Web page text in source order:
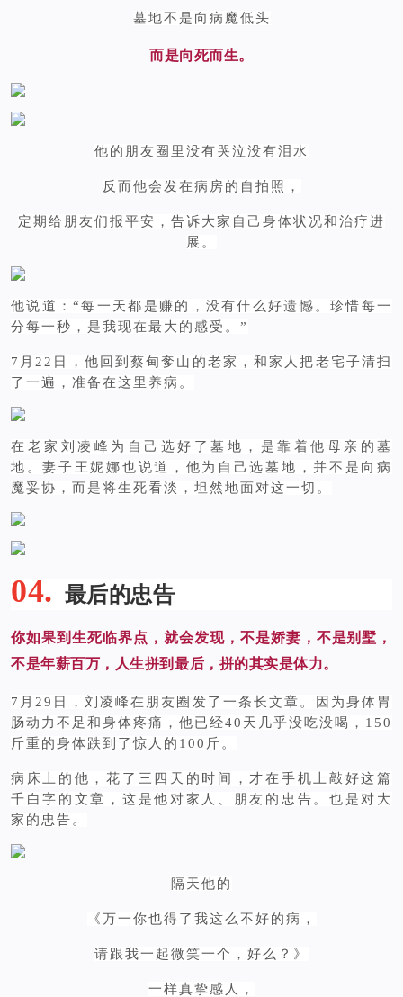
墓地不是向病魔低头
而是向死而生。
他的朋友圈里没有哭泣没有泪水
反而他会发在病房的自拍照，
定期给朋友们报平安，告诉大家自己身体状况和治疗进
展。
他说道：“每一天都是赚的，没有什么好遗憾。珍惜每一
分每一秒，是我现在最大的感受。”
7月22日，他回到蔡甸奓山的老家，和家人把老宅子清扫
了一遍，准备在这里养病。
在老家刘凌峰为自己选好了墓地，是靠着他母亲的墓
地。妻子王妮娜也说道，他为自己选墓地，并不是向病
魔妥协，而是将生死看淡，坦然地面对这一切。
04. 最后的忠告
你如果到生死临界点，就会发现，不是娇妻，不是别墅，
不是年薪百万，人生拼到最后，拼的其实是体力。
7月29日，刘凌峰在朋友圈发了一条长文章。因为身体胃
肠动力不足和身体疼痛，他已经40天几乎没吃没喝，150
斤重的身体跌到了惊人的100斤。
病床上的他，花了三四天的时间，才在手机上敲好这篇
千白字的文章，这是他对家人、朋友的忠告。也是对大
家的忠告。
隔天他的
《万一你也得了我这么不好的病，
请跟我一起微笑一个，好么？》
一样真挚感人，